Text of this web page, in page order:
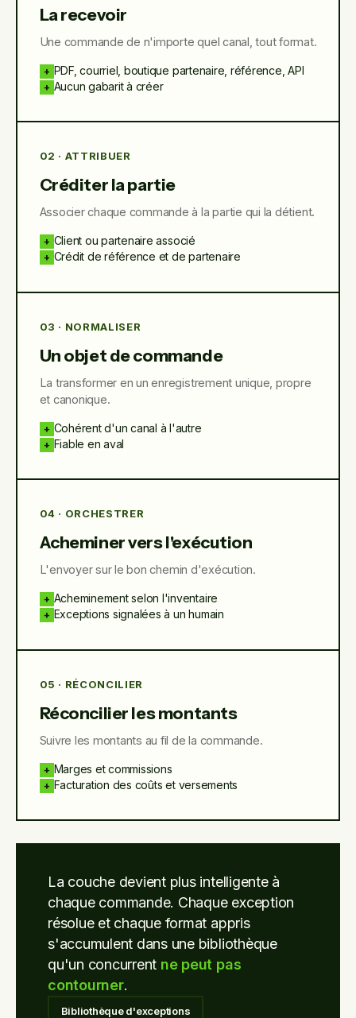
La recevoir
Une commande de n'importe quel canal, tout format.
+ PDF, courriel, boutique partenaire, référence, API
+ Aucun gabarit à créer
02 · ATTRIBUER
Créditer la partie
Associer chaque commande à la partie qui la détient.
+ Client ou partenaire associé
+ Crédit de référence et de partenaire
03 · NORMALISER
Un objet de commande
La transformer en un enregistrement unique, propre
et canonique.
+ Cohérent d'un canal à l'autre
+ Fiable en aval
04 · ORCHESTRER
Acheminer vers l'exécution
L'envoyer sur le bon chemin d'exécution.
+ Acheminement selon l'inventaire
+ Exceptions signalées à un humain
05 · RÉCONCILIER
Réconcilier les montants
Suivre les montants au fil de la commande.
+ Marges et commissions
+ Facturation des coûts et versements
La couche devient plus intelligente à
chaque commande. Chaque exception
résolue et chaque format appris
s'accumulent dans une bibliothèque
qu'un concurrent ne peut pas
contourner.
Bibliothèque d'exceptions